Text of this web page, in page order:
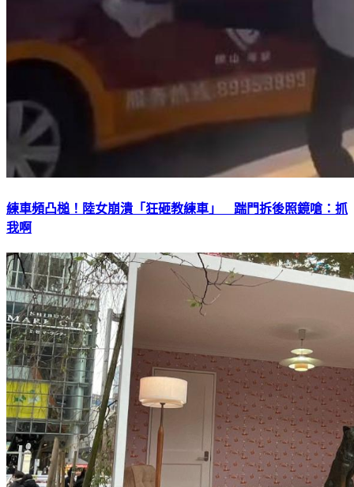
練車頻凸槌！陸女崩潰「狂砸教練車」 踹門拆後照鏡嗆：抓
我啊